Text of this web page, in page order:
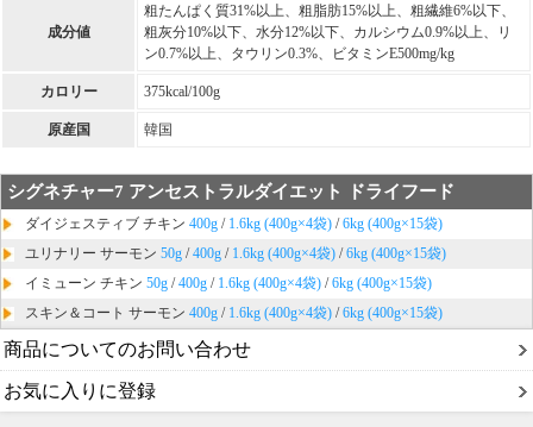
成分値
粗たんぱく質31%以上、粗脂肪15%以上、粗繊維6%以下、
粗灰分10%以下、水分12%以下、カルシウム0.9%以上、リ
ン0.7%以上、タウリン0.3%、ビタミンE500mg/kg
カロリー 375kcal/100g
原産国 韓国
シグネチャー7 アンセストラルダイエット ドライフード
ダイジェスティブ チキン 400g / 1.6kg (400g×4袋) /6kg (400g×15袋)
ユリナリー サーモン 50g /400g / 1.6kg (400g×4袋) /6kg (400g×15袋)
イミューン チキン 50g /400g / 1.6kg (400g×4袋) /6kg (400g×15袋)
スキン＆コート サーモン 400g / 1.6kg (400g×4袋) /6kg (400g×15袋)
商品についてのお問い合わせ
お気に入りに登録